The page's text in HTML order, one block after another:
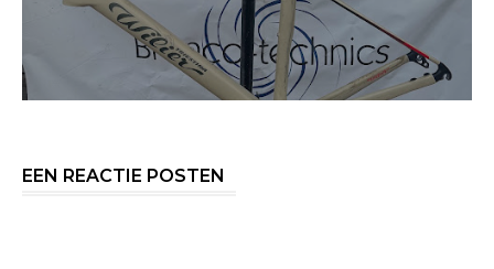
EEN REACTIE POSTEN